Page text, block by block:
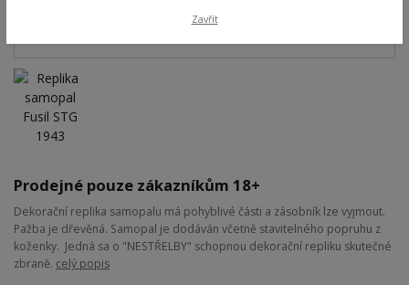
Prodejné pouze zákazníkům 18+
Dekorační replika samopalu má pohyblivé části a zásobník lze vyjmout.
Pažba je dřevěná. Samopal je dodáván včetně stavitelného popruhu z
koženky. Jedná sa o "NESTŘELBY" schopnou dekorační repliku skutečné
zbraně. celý popis
Zavřít